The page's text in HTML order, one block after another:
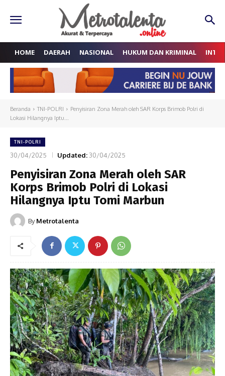
HOME DAERAH NASIONAL HUKUM DAN KRIMINAL
Beranda TNI-POLRI
Penyisiran Zona Merah oleh SAR Korps Brimob Polri di
Lokasi Hilangnya Iptu...
TNI-POLRI
30/04/2025 Updated: 30/04/2025
Penyisiran Zona Merah oleh SAR
Korps Brimob Polri di Lokasi
Hilangnya Iptu Tomi Marbun
By Metrotalenta